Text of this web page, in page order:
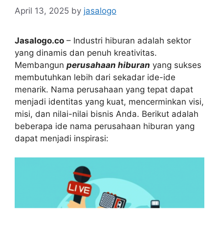
April 13, 2025 by jasalogo
Jasalogo.co – Industri hiburan adalah sektor
yang dinamis dan penuh kreativitas.
Membangun perusahaan hiburan yang sukses
membutuhkan lebih dari sekadar ide-ide
menarik. Nama perusahaan yang tepat dapat
menjadi identitas yang kuat, mencerminkan visi,
misi, dan nilai-nilai bisnis Anda. Berikut adalah
beberapa ide nama perusahaan hiburan yang
dapat menjadi inspirasi: